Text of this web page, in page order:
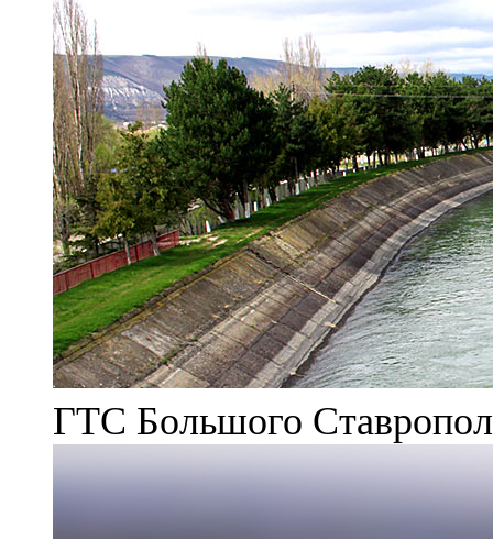
ГТС Большого